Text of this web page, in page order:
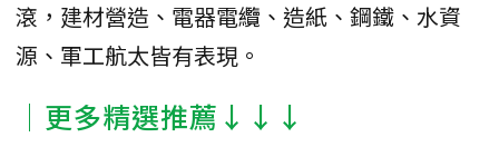
滾，建材營造、電器電纜、造紙、鋼鐵、水資
源、軍工航太皆有表現。
│更多精選推薦↓↓↓